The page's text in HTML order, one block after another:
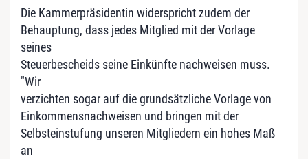
Die Kammerpräsidentin widerspricht zudem der
Behauptung, dass jedes Mitglied mit der Vorlage
seines
Steuerbescheids seine Einkünfte nachweisen muss.
"Wir
verzichten sogar auf die grundsätzliche Vorlage von
Einkommensnachweisen und bringen mit der
Selbsteinstufung unseren Mitgliedern ein hohes Maß
an